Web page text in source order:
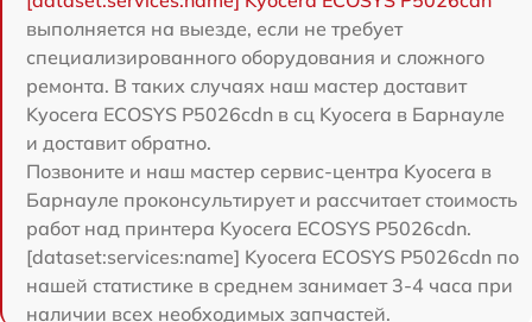
выполняется на выезде, если не требует
специализированного оборудования и сложного
ремонта. В таких случаях наш мастер доставит
Kyocera ECOSYS P5026cdn в сц Kyocera в Барнауле
и доставит обратно.
Позвоните и наш мастер сервис-центра Kyocera в
Барнауле проконсультирует и рассчитает стоимость
работ над принтера Kyocera ECOSYS P5026cdn.
[dataset:services:name] Kyocera ECOSYS P5026cdn по
нашей статистике в среднем занимает 3-4 часа при
наличии всех необходимых запчастей.